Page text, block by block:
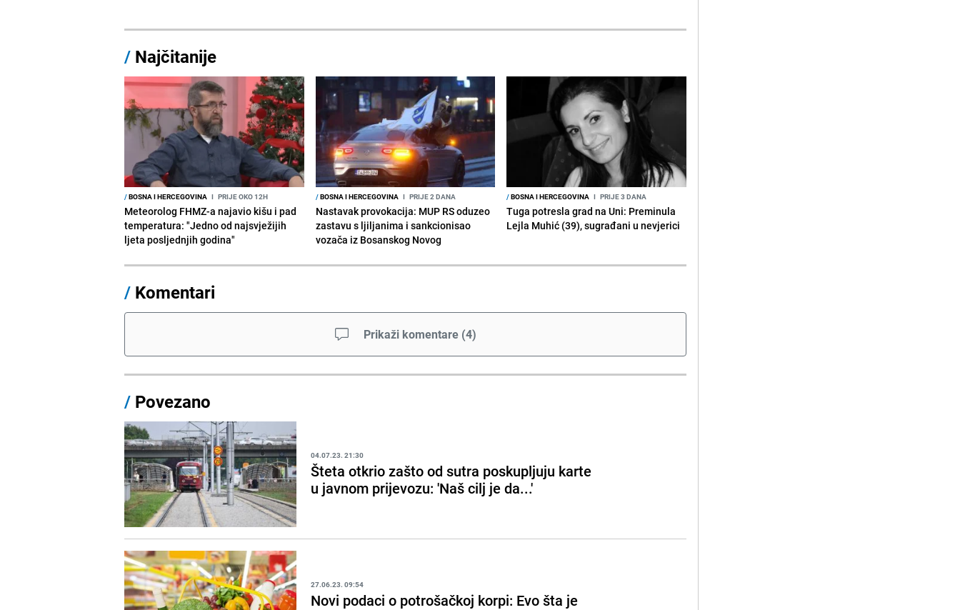
/ Najčitanije
/BOSNA I HERCEGOVINA I PRIJE OKO 12H
Meteorolog FHMZ-a najavio kišu i pad
temperatura: "Jedno od najsvježijih
ljeta posljednjih godina"
/BOSNA I HERCEGOVINA I PRIJE 2 DANA
Nastavak provokacija: MUP RS oduzeo
zastavu s ljiljanima i sankcionisao
vozača iz Bosanskog Novog
/BOSNA I HERCEGOVINA I PRIJE 3 DANA
Tuga potresla grad na Uni: Preminula
Lejla Muhić (39), sugrađani u nevjerici
/ Komentari
Prikaži komentare (4)
/ Povezano
04.07.23. 21:30
Šteta otkrio zašto od sutra poskupljuju karte
u javnom prijevozu: 'Naš cilj je da...'
27.06.23. 09:54
Novi podaci o potrošačkoj korpi: Evo šta je